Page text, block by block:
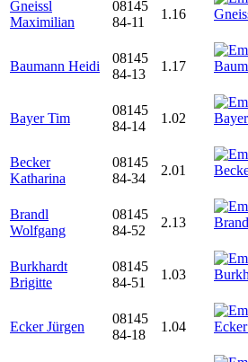
Gneissl
Maximilian
08145
84-11
1.16
Baumann Heidi
08145
84-13
1.17
Bayer Tim
08145
84-14
1.02
Becker
Katharina
08145
84-34
2.01
Brandl
Wolfgang
08145
84-52
2.13
Burkhardt
Brigitte
08145
84-51
1.03
Ecker Jürgen
08145
84-18
1.04